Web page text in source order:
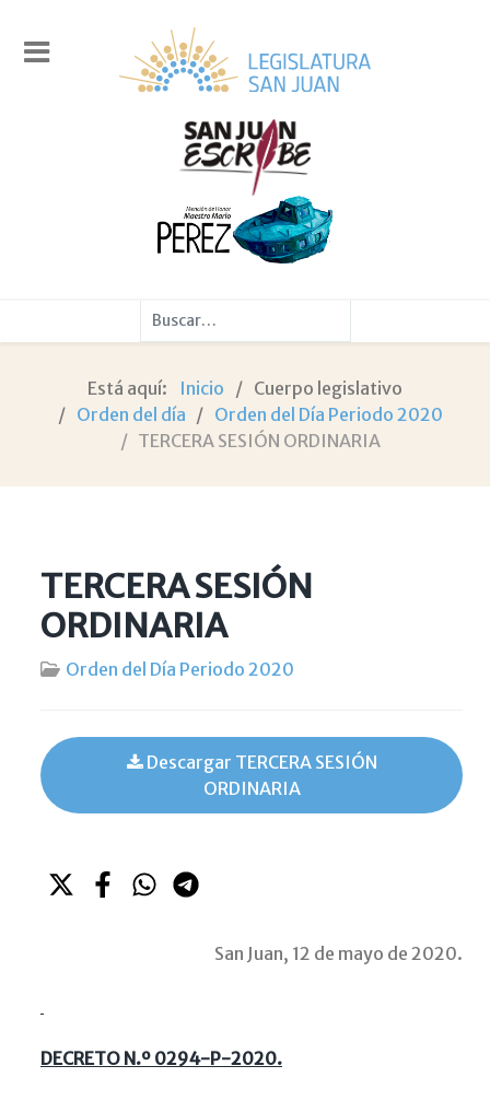
Buscar
Está aquí: Inicio
Cuerpo legislativo
Orden del día
Orden del Día Periodo 2020
TERCERA SESIÓN ORDINARIA
TERCERA SESIÓN
ORDINARIA
Orden del Día Periodo 2020
Descargar TERCERA SESIÓN
ORDINARIA
San Juan, 12 de mayo de 2020.
DECRETO N.º 0294-P-2020.